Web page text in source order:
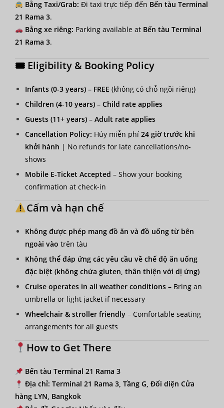
Bằng Taxi/Grab: Đi taxi trực tiếp đến Bến tàu Terminal
21 Rama 3.
Bằng xe riêng: Parking available at Bến tàu Terminal
21 Rama 3.
🎟 Eligibility & Booking Policy
Infants (0-3 years) – FREE (không có chỗ ngồi riêng)
Children (4-10 years) – Child rate applies
Guests (11+ years) – Adult rate applies
Cancellation Policy: Hủy miễn phí 24 giờ trước khi
khởi hành | No refunds for late cancellations/no-
shows
Mobile E-Ticket Accepted – Show your booking
confirmation at check-in
Cấm và hạn chế
Không được phép mang đồ ăn và đồ uống từ bên
ngoài vào trên tàu
Không thể đáp ứng các yêu cầu về chế độ ăn uống
đặc biệt (không chứa gluten, thân thiện với dị ứng)
Cruise operates in all weather conditions – Bring an
umbrella or light jacket if necessary
Wheelchair & stroller friendly – Comfortable seating
arrangements for all guests
How to Get There
Bến tàu Terminal 21 Rama 3
Địa chỉ: Terminal 21 Rama 3, Tầng G, Đối diện Cửa
hàng LYN, Bangkok